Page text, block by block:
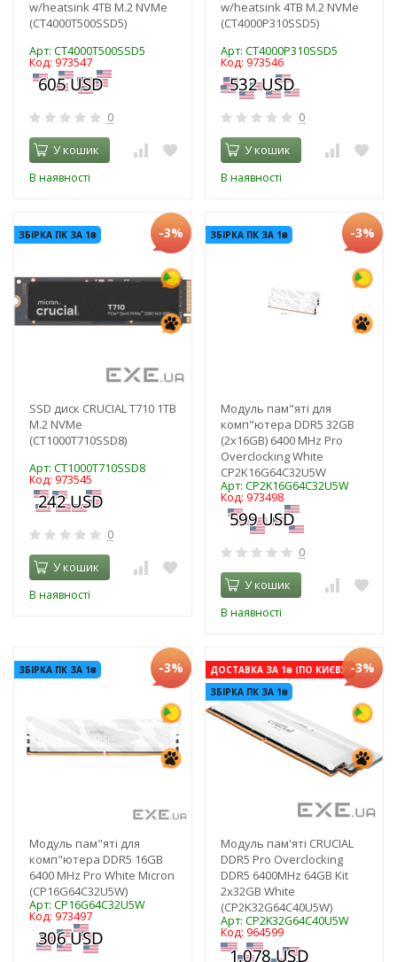
w/heatsink 4TB M.2 NVMe
(CT4000T500SSD5)
Арт: CT4000T500SSD5
Код: 973547
0
У кошик
В наявності
w/heatsink 4TB M.2 NVMe
(CT4000P310SSD5)
Арт: CT4000P310SSD5
Код: 973546
0
У кошик
В наявності
ЗБІРКА ПК ЗА 1₴ -3%
SSD диск CRUCIAL T710 1TB
M.2 NVMe
(CT1000T710SSD8)
Арт: CT1000T710SSD8
Код: 973545
0
У кошик
В наявності
ЗБІРКА ПК ЗА 1₴ -3%
Модуль пам"яті для
комп"ютера DDR5 32GB
(2x16GB) 6400 MHz Pro
Overclocking White
CP2K16G64C32U5W
Арт: CP2K16G64C32U5W
Код: 973498
0
У кошик
В наявності
ЗБІРКА ПК ЗА 1₴ -3%
Модуль пам"яті для
комп"ютера DDR5 16GB
6400 MHz Pro White Micron
(CP16G64C32U5W)
Арт: CP16G64C32U5W
Код: 973497
ДОСТАВКА ЗА 1₴ (ПО КИЄВУ)
ЗБІРКА ПК ЗА 1₴
-3%
Модуль пам'яті CRUCIAL
DDR5 Pro Overclocking
DDR5 6400MHz 64GB Kit
2x32GB White
(CP2K32G64C40U5W)
Арт: CP2K32G64C40U5W
Код: 964599